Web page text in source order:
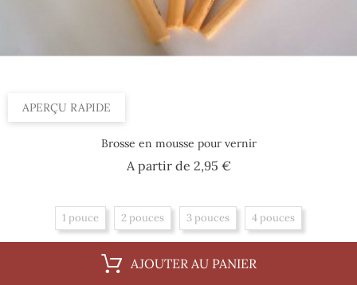
APERÇU RAPIDE
Brosse en mousse pour vernir
A partir de 2,95 €Prix
1 pouce 2 pouces 3 pouces 4 pouces
AJOUTER AU PANIER